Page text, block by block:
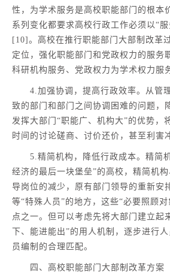
性，为学术服务是高校职能部门的根本
系列变化都要求高校行政工作必须以“
[10]。高校在推行职能部门大部制改革
定位，强化职能部门和党政权力的服务
科研机构服务、党政权力为学术权力服
4.加强协调，提高行政效率。从管理
致的部门和部门之间协调困难的问题，
发挥大部门“职能广、机构大”的优势
时间的讨论磋商、讨价还价，甚至利
5.精简机构，降低行政成本。精简机
经济的最后一块堡垒”的高校，精简机
导岗位的减少，原有部门领导的重新安
等“特殊人员”的地方，这些“必要照顾
点之一。但可以考虑先将大部门建立起
下、能进能出”的用人机制，逐步进行
员编制的合理匹配。
四、高校职能部门大部制改革方案